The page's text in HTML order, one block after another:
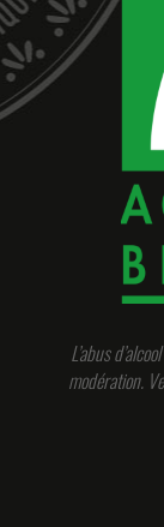
L’abus
modération.